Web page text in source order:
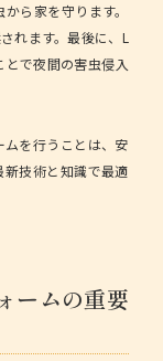
ら家を守ります。
れます。最後に、L
で夜間の害虫侵入
を行うことは、安
技術と知識で最適
ームの重要